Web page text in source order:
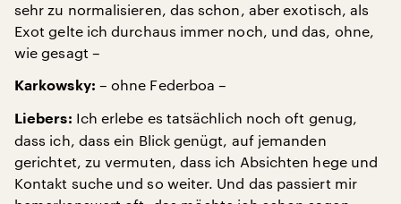
sehr zu normalisieren, das schon, aber exotisch, als
Exot gelte ich durchaus immer noch, und das, ohne,
wie gesagt –
Karkowsky: – ohne Federboa –
Liebers: Ich erlebe es tatsächlich noch oft genug,
dass ich, dass ein Blick genügt, auf jemanden
gerichtet, zu vermuten, dass ich Absichten hege und
Kontakt suche und so weiter. Und das passiert mir